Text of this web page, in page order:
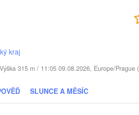
kraj
315 m / 11:05 09.08.2026, Europe/Prague
SLUNCE A MĚSÍC